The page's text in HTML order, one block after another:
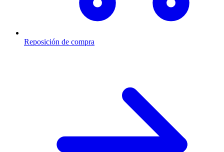
Reposición de compra